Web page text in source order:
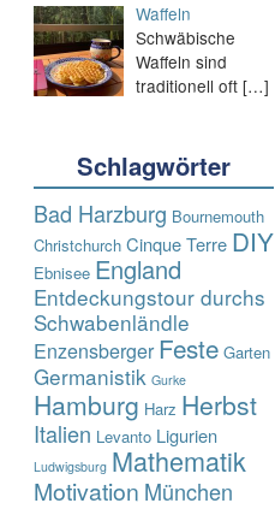
Waffeln
Schwäbische
Waffeln sind
traditionell oft[…]
Schlagwörter
Bad Harzburg Bournemouth
Christchurch Cinque Terre DIY
Ebnisee England
Entdeckungstour durchs
Schwabenländle
Enzensberger Feste Garten
Germanistik Gurke
Hamburg Harz Herbst
Italien Levanto Ligurien
Ludwigsburg Mathematik
Motivation München